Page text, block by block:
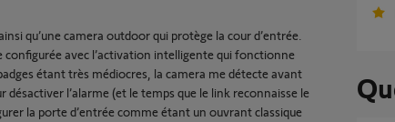
qu’une camera outdoor qui protège la cour d’entrée.
configurée avec l’activation intelligente qui fonctionne
étant très médiocres, la camera me détecte avant
désactiver l’alarme (et le temps que le link reconnaisse le
la porte d’entrée comme étant un ouvrant classique